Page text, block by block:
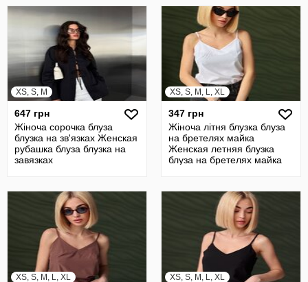
XS, S, M
647 грн
Жіноча сорочка блуза
блузка на зв'язках Женская
рубашка блуза блузка на
завязках
XS, S, M, L, XL
347 грн
Жіноча літня блузка блуза
на бретелях майка
Женская летняя блузка
блуза на бретелях майка
XS, S, M, L, XL XS, S, M, L, XL